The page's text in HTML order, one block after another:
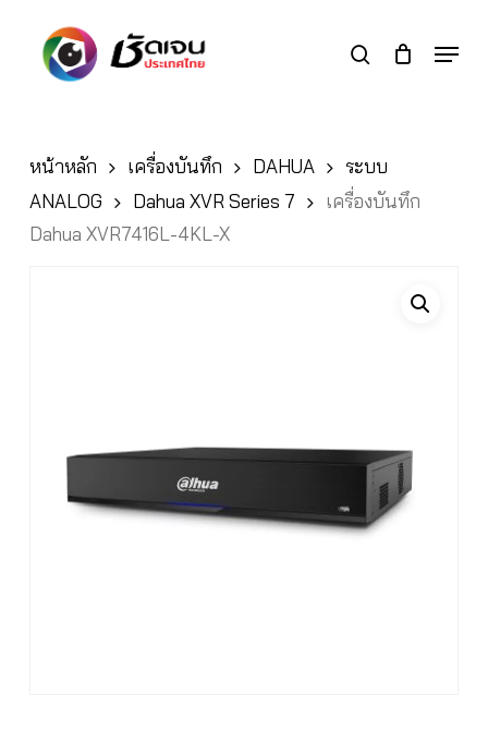
search Menu
หน้าหลัก เครื่องบันทึก DAHUA
ระบบ
ANALOG
Dahua XVR Series 7
เครื่องบันทึก
Dahua XVR7416L-4KL-X
Close